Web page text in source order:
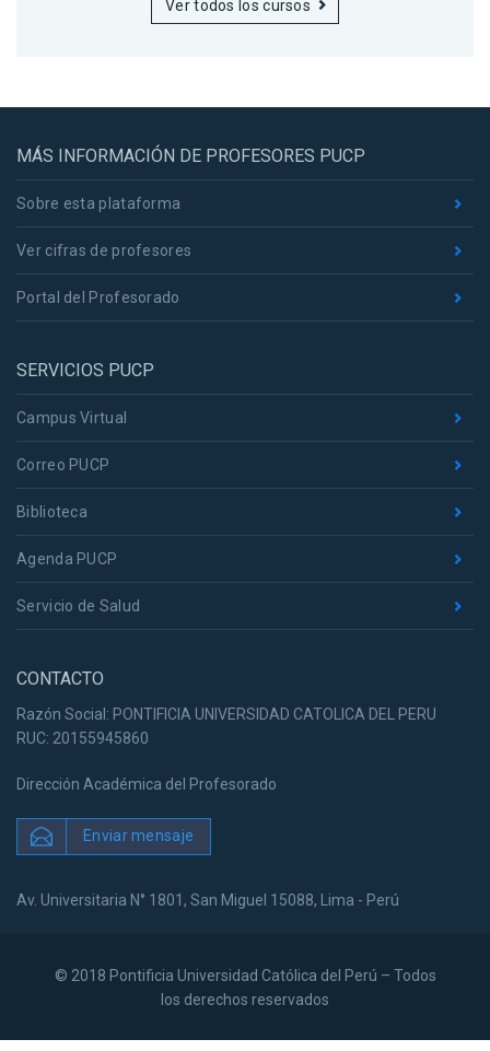
Ver todos los cursos
MÁS INFORMACIÓN DE PROFESORES PUCP
Sobre esta plataforma
Ver cifras de profesores
Portal del Profesorado
SERVICIOS PUCP
Campus Virtual
Correo PUCP
Biblioteca
Agenda PUCP
Servicio de Salud
CONTACTO
Razón Social: PONTIFICIA UNIVERSIDAD CATOLICA DEL PERU
RUC: 20155945860
Dirección Académica del Profesorado
Enviar mensaje
Av. Universitaria N° 1801, San Miguel 15088, Lima - Perú
© 2018 Pontificia Universidad Católica del Perú – Todos
los derechos reservados